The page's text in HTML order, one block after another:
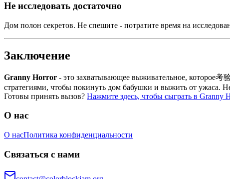
Не исследовать достаточно
Дом полон секретов. Не спешите - потратите время на
Заключение
Granny Horror - это захватывающее выживательное, которое
стратегиями, чтобы покинуть дом бабушки и выжить от ужаса.
Готовы принять вызов? Нажмите здесь, чтобы сыграть в Granny
О нас
О насПолитика конфиденциальности
Связаться с нами